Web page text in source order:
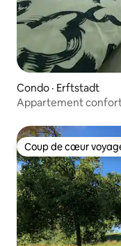
Condo · Erftstadt
Appartement
Coup de cœur
Coup de cœur